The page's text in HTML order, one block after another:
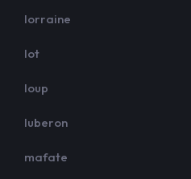
lorraine
lot
loup
luberon
mafate